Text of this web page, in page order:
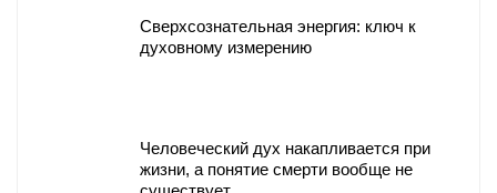
Сверхсознательная энергия: ключ к
духовному измерению
Человеческий дух накапливается при
жизни, а понятие смерти вообще не